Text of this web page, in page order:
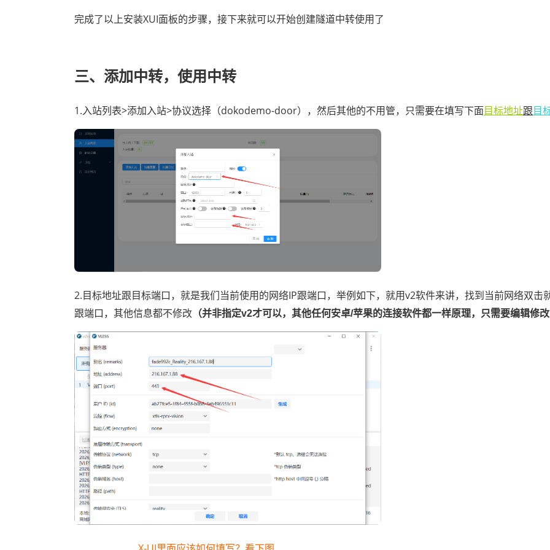
完成了以上安装XUI面板的步骤，接下来就可以开始创建隧道中转使用了
三、 添加中转，使用中转
1.入站列表>添加入站>协议选择（dokodemo-door），然后其他的不用管，只需要在填写下面目标地址跟目
2.目标地址跟目标端口，就是我们当前使用的网络IP跟端口，举例如下，就用v2软件来讲，找到当前网络双
跟端口，其他信息都不修改 （并非指定v2才可以，其他任何安卓/苹果的连接软件都一样原理，只需要编辑修